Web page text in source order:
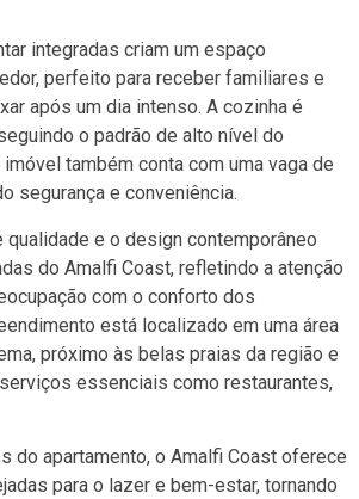
integradas criam um espaço
perfeito para receber familiares e
após um dia intenso. A cozinha é
o padrão de alto nível do
também conta com uma vaga de
segurança e conveniência.
qualidade e o design contemporâneo
do Amalfi Coast, refletindo a atenção
com o conforto dos
está localizado em uma área
próximo às belas praias da região e
essenciais como restaurantes,
do apartamento, o Amalfi Coast oferece
para o lazer e bem-estar, tornando